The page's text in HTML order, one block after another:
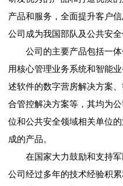
产品和服务，全面提升客户
公司成为我国部队及公共安
公司的主要产品包括一
用核心管理业务系统和智能
述软件的数字营房解决方案
合管控解决方案等，其均为
位和公共安全领域相关单位
成的产品。
在国家大力鼓励和支持
公司经过多年的技术经验积